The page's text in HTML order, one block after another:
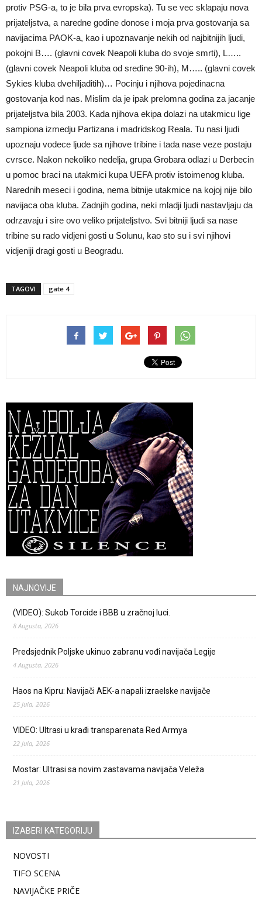
protiv PSG-a, to je bila prva evropska). Tu se vec sklapaju nova
prijateljstva, a naredne godine donose i moja prva gostovanja sa
navijacima PAOK-a, kao i upoznavanje nekih od najbitnijih ljudi,
pokojni B…. (glavni covek Neapoli kluba do svoje smrti), L…..
(glavni covek Neapoli kluba od sredine 90-ih), M….. (glavni covek
Sykies kluba dvehiljaditih)… Pocinju i njihova pojedinacna
gostovanja kod nas. Mislim da je ipak prelomna godina za jacanje
prijateljstva bila 2003. Kada njihova ekipa dolazi na utakmicu lige
sampiona izmedju Partizana i madridskog Reala. Tu nasi ljudi
upoznaju vodece ljude sa njihove tribine i tada nase veze postaju
cvrsce. Nakon nekoliko nedelja, grupa Grobara odlazi u Derbecin
u pomoc braci na utakmici kupa UEFA protiv istoimenog kluba.
Narednih meseci i godina, nema bitnije utakmice na kojoj nije bilo
navijaca oba kluba. Zadnjih godina, neki mladji ljudi nastavljaju da
odrzavaju i sire ovo veliko prijateljstvo. Svi bitniji ljudi sa nase
tribine su rado vidjeni gosti u Solunu, kao sto su i svi njihovi
vidjeniji dragi gosti u Beogradu.
TAGOVI gate 4
NAJNOVIJE
(VIDEO): Sukob Torcide i BBB u zračnoj luci.
8 Augusta, 2026
Predsjednik Poljske ukinuo zabranu vođi navijača Legije
4 Augusta, 2026
Haos na Kipru: Navijači AEK-a napali izraelske navijače
25 Jula, 2026
VIDEO: Ultrasi u krađi transparenata Red Armya
22 Jula, 2026
Mostar: Ultrasi sa novim zastavama navijača Veleža
21 Jula, 2026
IZABERI KATEGORIJU
NOVOSTI
TIFO SCENA
NAVIJAČKE PRIČE